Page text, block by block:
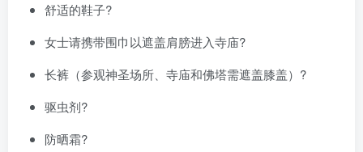
舒适的鞋子?
女士请携带围巾以遮盖肩膀进入寺庙?
长裤（参观神圣场所、寺庙和佛塔需遮盖膝盖）?
驱虫剂?
防晒霜?